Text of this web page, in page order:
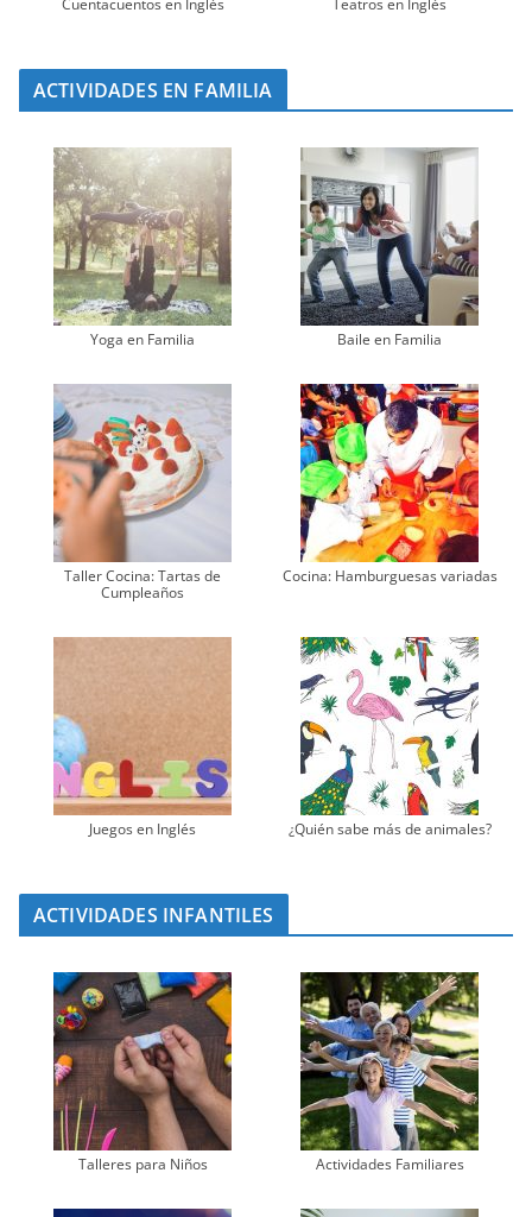
Cuentacuentos en Inglés Teatros en Inglés
ACTIVIDADES EN FAMILIA
Yoga en Familia Baile en Familia
Taller Cocina: Tartas de
Cumpleaños
Cocina: Hamburguesas variadas
Juegos en Inglés ¿Quién sabe más de animales?
ACTIVIDADES INFANTILES
Talleres para Niños Actividades Familiares